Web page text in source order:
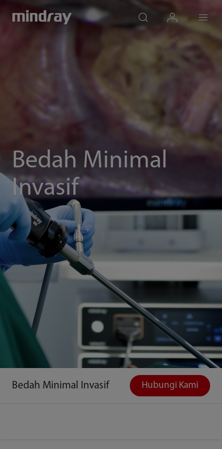
Bedah Minimal
Invasif
Bedah Minimal Invasif Hubungi Kami